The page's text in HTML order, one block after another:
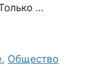
…
, Общество